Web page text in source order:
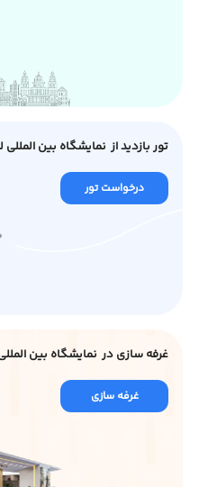
تور بازدید از نمایشگاه بین
درخواست تور
غرفه سازی در نمایشگاه بین
غرفه سازی